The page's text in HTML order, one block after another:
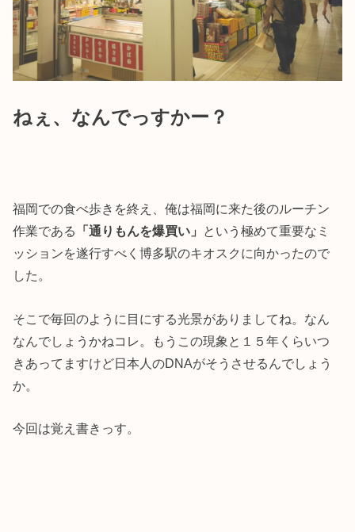
ねぇ、なんでっすかー？
福岡での食べ歩きを終え、俺は福岡に来た後のルーチン
作業である
「通りもんを爆買い」 という極めて重要なミ
ッションを遂行すべく博多駅のキオスクに向かったので
した。
そこで毎回のように目にする光景がありましてね。なん
なんでしょうかねコレ。もうこの現象と１５年くらいつ
きあってますけど日本人のDNAがそうさせるんでしょう
か。
今回は覚え書きっす。